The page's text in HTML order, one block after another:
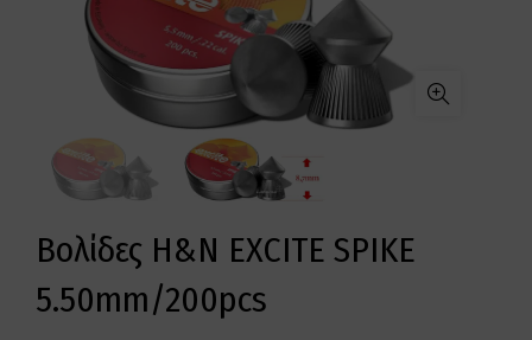
Βολίδες H&N EXCITE SPIKE
5.50mm/200pcs